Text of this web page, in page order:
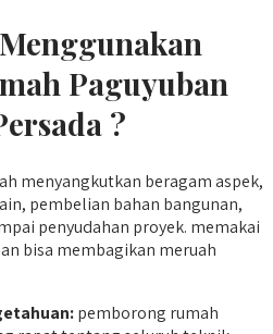
Paguyuban
?
menyangkutkan beragam aspek,
pembelian bahan bangunan,
penyudahan proyek. memakai
bisa membagikan meruah
pemborong rumah